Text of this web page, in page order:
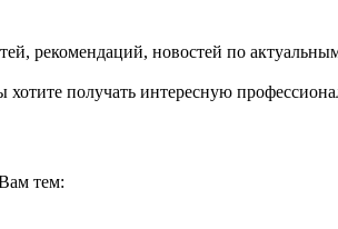
рекомендаций, новостей по
хотите получать интересную
тем: